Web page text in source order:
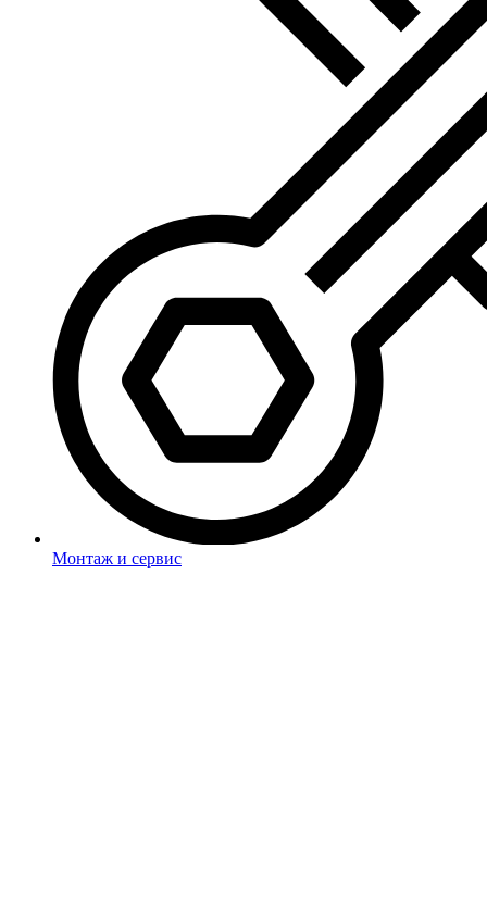
Монтаж и сервис